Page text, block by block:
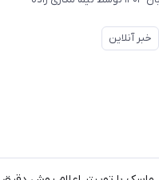
خبر آنلاین